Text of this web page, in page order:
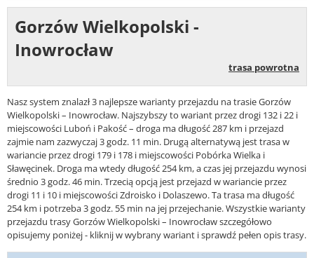
Gorzów Wielkopolski -
Inowrocław
trasa powrotna
Nasz system znalazł 3 najlepsze warianty przejazdu na trasie Gorzów
Wielkopolski – Inowrocław. Najszybszy to wariant przez drogi 132 i 22 i
miejscowości Luboń i Pakość – droga ma długość 287 km i przejazd
zajmie nam zazwyczaj 3 godz. 11 min. Drugą alternatywą jest trasa w
wariancie przez drogi 179 i 178 i miejscowości Pobórka Wielka i
Sławęcinek. Droga ma wtedy długość 254 km, a czas jej przejazdu wynosi
średnio 3 godz. 46 min. Trzecią opcją jest przejazd w wariancie przez
drogi 11 i 10 i miejscowości Zdroisko i Dolaszewo. Ta trasa ma długość
254 km i potrzeba 3 godz. 55 min na jej przejechanie. Wszystkie warianty
przejazdu trasy Gorzów Wielkopolski – Inowrocław szczegółowo
opisujemy poniżej - kliknij w wybrany wariant i sprawdź pełen opis trasy.